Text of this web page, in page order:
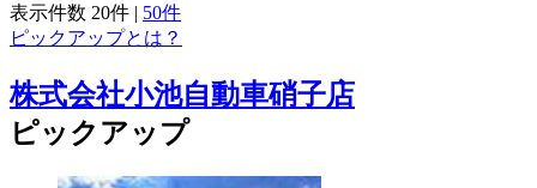
表示件数 20件 | 50件
ピックアップとは？
株式会社小池自動車硝子店
ピックアップ